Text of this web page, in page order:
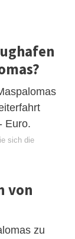
Euro.
sich die
von
zu